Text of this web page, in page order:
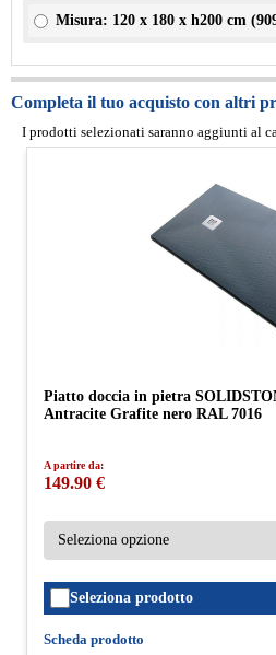
Misura: 120 x 180 x h200 cm (
Completa il tuo acquisto con altri
I prodotti selezionati saranno aggiunti al
Piatto doccia in pietra
Antracite Grafite nero RAL 7016
A partire da:
149.90 €
Seleziona prodotto
Scheda prodotto